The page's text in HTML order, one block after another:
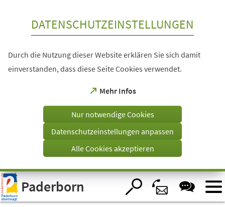
Visuelle
Assistenzsoftware
öffnen.
DATENSCHUTZEINSTELLUNGEN
Durch die Nutzung dieser Website erklären Sie sich damit
einverstanden, dass diese Seite Cookies verwendet.
Mehr Infos
(Öffnet
einem
Tab)
Nur notwendige Cookies
Datenschutzeinstellungen anpassen
Alle Cookies akzeptieren
Paderborn